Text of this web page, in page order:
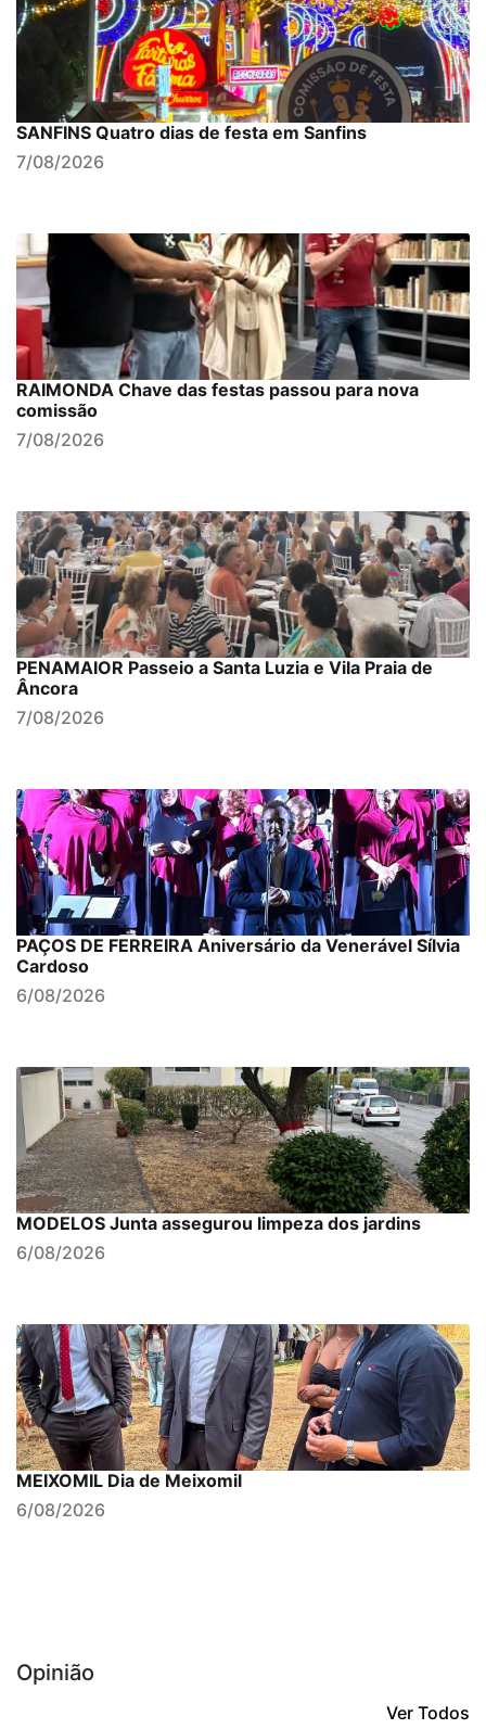
SANFINS Quatro dias de festa em Sanfins
7/08/2026
RAIMONDA Chave das festas passou para nova
comissão
7/08/2026
PENAMAIOR Passeio a Santa Luzia e Vila Praia de
Âncora
7/08/2026
PAÇOS DE FERREIRA Aniversário da Venerável Sílvia
Cardoso
6/08/2026
MODELOS Junta assegurou limpeza dos jardins
6/08/2026
MEIXOMIL Dia de Meixomil
6/08/2026
Opinião
Ver Todos